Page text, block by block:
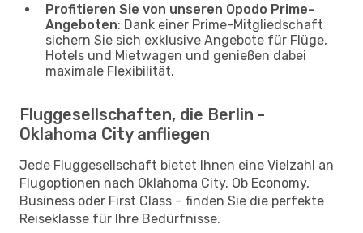
Profitieren Sie von unseren Opodo Prime-
Angeboten: Dank einer Prime-Mitgliedschaft
sichern Sie sich exklusive Angebote für Flüge,
Hotels und Mietwagen und genießen dabei
maximale Flexibilität.
Fluggesellschaften, die Berlin -
Oklahoma City anfliegen
Jede Fluggesellschaft bietet Ihnen eine Vielzahl an
Flugoptionen nach Oklahoma City. Ob Economy,
Business oder First Class – finden Sie die perfekte
Reiseklasse für Ihre Bedürfnisse.